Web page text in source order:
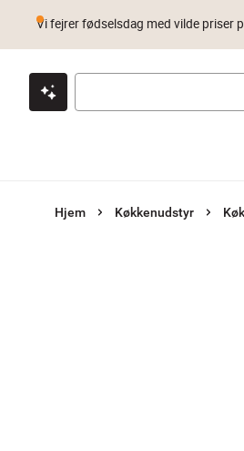
Klik & hent Byt i 1 år Prismatch
Vi fejrer fødselsdag med vilde priser
Hjem Køkkenudstyr